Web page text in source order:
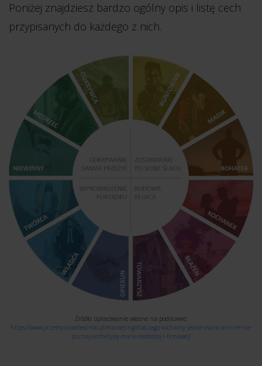
Poniżej znajdziesz bardzo ogólny opis i listę cech
przypisanych do każdego z nich.
Źródło: opracowanie własne na podstawie:
https://www.przemyslawolesinski.pl/marketing/dlaczego-kochamy-jedne-marki-a-inne-nie-
poznaj-archetypy-marki-osobistej-i-firmowej/